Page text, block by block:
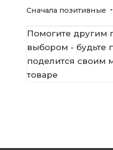
Сначала позитивные
Помогите другим
выбором - будьте
поделится своим
товаре